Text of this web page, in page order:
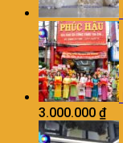
3.000.000 ₫